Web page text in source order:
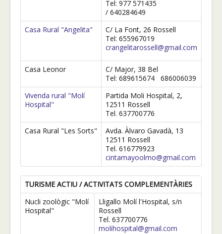
Tel: 977 571435
/ 640284649
Casa Rural "Angelita"
C/ La Font, 26 Rossell
Tel: 655967019
crangelitarossell@gmail.com
Casa Leonor
C/ Major, 38 Bel
Tel: 689615674 686006039
Vivenda rural "Molí
Hospital"
Partida Moli Hospital, 2,
12511 Rossell
Tel. 637700776
Casa Rural "Les Sorts"
Avda. Àlvaro Gavadà, 13
12511 Rossell
Tel. 616779923
cintamayoolmo@gmail.com
TURISME ACTIU / ACTIVITATS COMPLEMENTÀRIES
Nucli zoològic "Molí
Hospital"
Lligallo Molí l'Hospital, s/n
Rossell
Tel. 637700776
molihospital@gmail.com